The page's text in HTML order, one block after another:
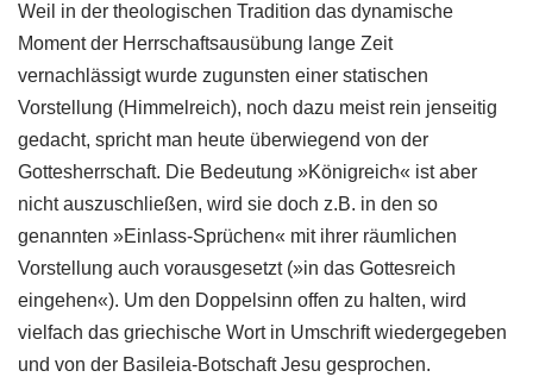
Weil in der theologischen Tradition das dynamische
Moment der Herrschaftsausübung lange Zeit
vernachlässigt wurde zugunsten einer statischen
Vorstellung (Himmelreich), noch dazu meist rein jenseitig
gedacht, spricht man heute überwiegend von der
Gottesherrschaft. Die Bedeutung »Königreich« ist aber
nicht auszuschließen, wird sie doch z.B. in den so
genannten »Einlass-Sprüchen« mit ihrer räumlichen
Vorstellung auch vorausgesetzt (»in das Gottesreich
eingehen«). Um den Doppelsinn offen zu halten, wird
vielfach das griechische Wort in Umschrift wiedergegeben
und von der Basileia-Botschaft Jesu gesprochen.